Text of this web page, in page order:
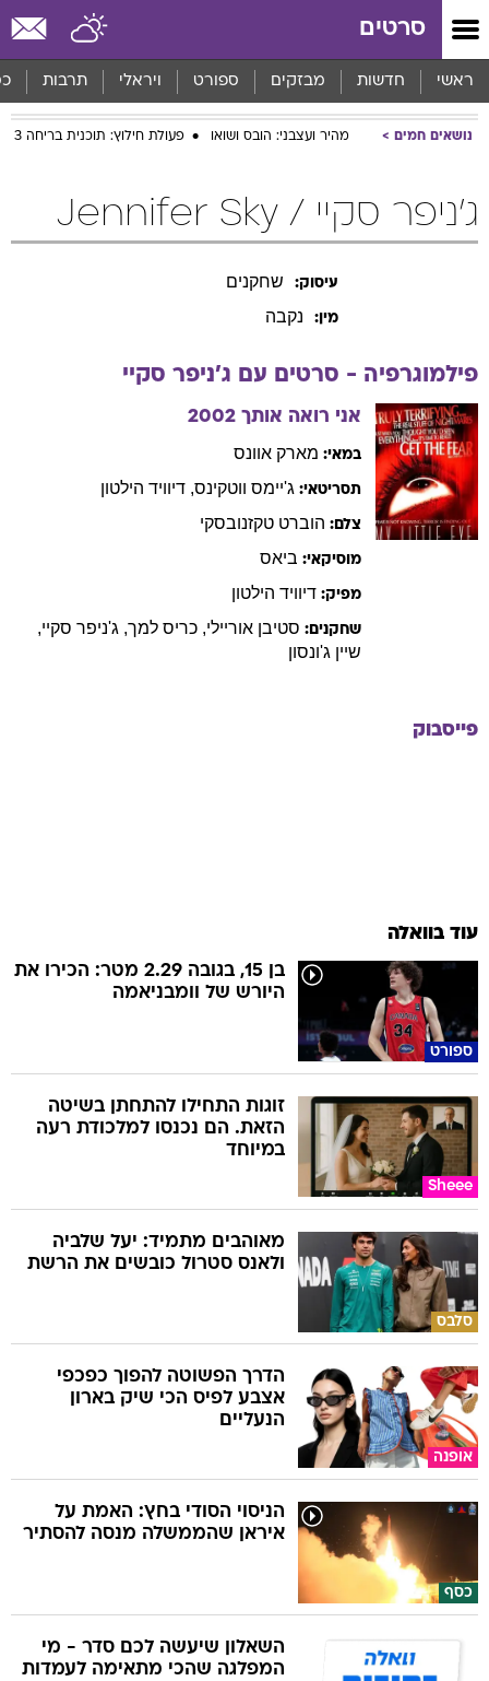
סרטים
ראשי חדשות מבזקים ספורט ויראלי תרבות
נושאים חמים מהיר ועצבני: הובס ושואו פעולת חילוץ: תוכנית בריחה 3
ג'ניפר סקיי / Jennifer Sky
עיסוק: שחקנים
מין: נקבה
פילמוגרפיה - סרטים עם ג'ניפר סקיי
אני רואה אותך 2002
במאי: מארק אוונס
תסריטאי: ג'יימס ווטקינס, דיוויד הילטון
צלם: הוברט טקזנובסקי
מוסיקאי: ביאס
מפיק: דיוויד הילטון
שחקנים: סטיבן אוריילי, כריס למך, ג'ניפר סקיי,
שיין ג'ונסון
פייסבוק
עוד בוואלה
ספורט
בן 15, בגובה 2.29 מטר: הכירו את
היורש של וומבניאמה
Sheee
זוגות התחילו להתחתן בשיטה
הזאת. הם נכנסו למלכודת רעה
במיוחד
סלבס
מאוהבים מתמיד: יעל שלביה
ולאנס סטרול כובשים את הרשת
אופנה
הדרך הפשוטה להפוך כפכפי
אצבע לפיס הכי שיק בארון
הנעליים
כסף
הניסוי הסודי בחץ: האמת על
איראן שהממשלה מנסה להסתיר
השאלון שיעשה לכם סדר - מי
המפלגה שהכי מתאימה לעמדות